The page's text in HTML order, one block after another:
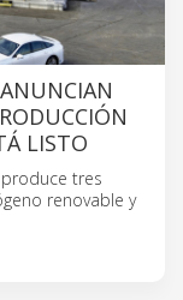
LISTO
produce tres
renovable y